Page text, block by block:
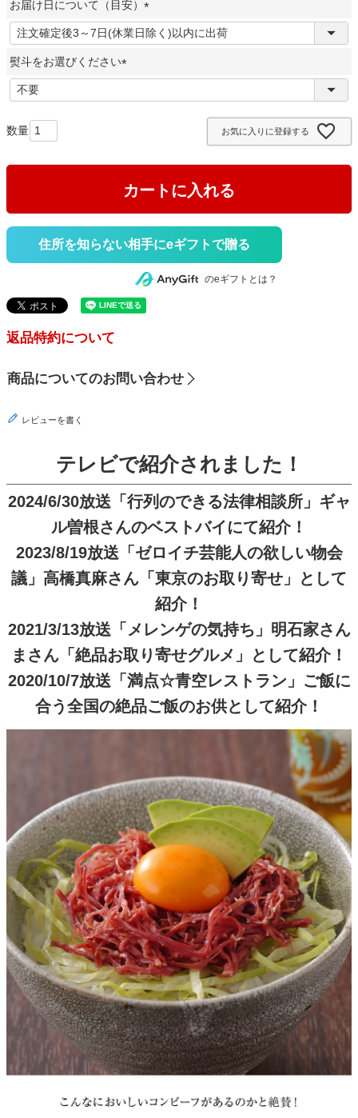
テレビで紹介されました！
2024/6/30放送「行列のできる法律相談所」ギャ
ル曽根さんのベストバイにて紹介！
2023/8/19放送「ゼロイチ芸能人の欲しい物会
議」高橋真麻さん「東京のお取り寄せ」として
紹介！
2021/3/13放送「メレンゲの気持ち」明石家さん
まさん「絶品お取り寄せグルメ」として紹介！
2020/10/7放送「満点☆青空レストラン」ご飯に
合う全国の絶品ご飯のお供として紹介！
お届け日について（目安）
(
必
)
熨斗をお選びください
必
お気に入りに登録する
カートに入れる
住所を知らない相手にeギフトで贈る
のeギフトとは？
返品特約について
商品についてのお問い合わせ
レビューを書く